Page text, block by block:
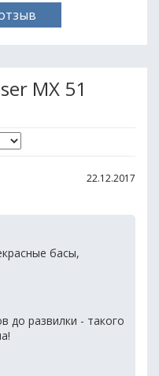
MX 51
22.12.2017
басы,
до развилки - такого